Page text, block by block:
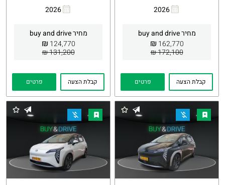
2026
מחיר buy and drive
162,770
₪
172,100 ₪
Whatsapp
קבלת הצעה פרטים
2026
מחיר buy and drive
124,770
₪
131,200 ₪
Whatsapp
קבלת הצעה פרטים